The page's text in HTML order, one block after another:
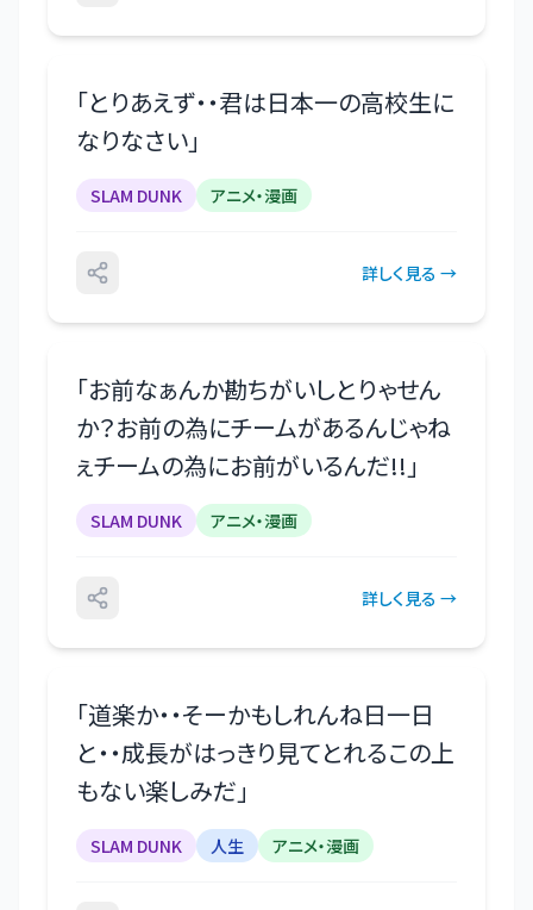
「とりあえず・・君は日本一の高校生に
なりなさい」
SLAM DUNK アニメ・漫画
詳しく見る →
「お前なぁんか勘ちがいしとりゃせん
か？お前の為にチームがあるんじゃね
ぇチームの為にお前がいるんだ!! 」
SLAM DUNK アニメ・漫画
詳しく見る →
「道楽か・・そーかもしれんね日一日
と・・成長がはっきり見てとれるこの上
もない楽しみだ 」
SLAM DUNK 人生 アニメ・漫画